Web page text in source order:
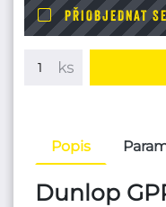
PŘIOBJEDNAT
Popis
Dunlop